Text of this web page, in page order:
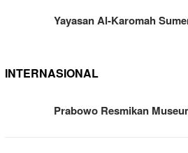
Yayasan Al-Karomah
INTERNASIONAL
Prabowo Resmikan